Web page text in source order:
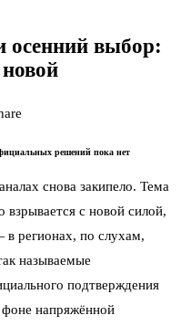
осенний выбор:
решений пока нет
снова закипело. Тема
взрывается с новой силой,
регионах, по слухам,
называемые
подтверждения
напряжённой